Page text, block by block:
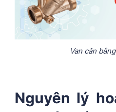
Van cân
Nguyên lý